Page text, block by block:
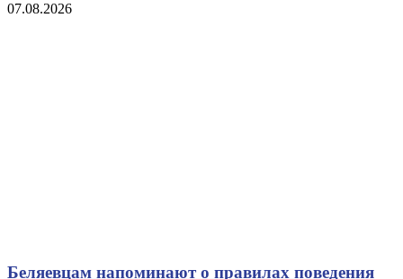
07.08.2026
Беляевцам напоминают о правилах поведения